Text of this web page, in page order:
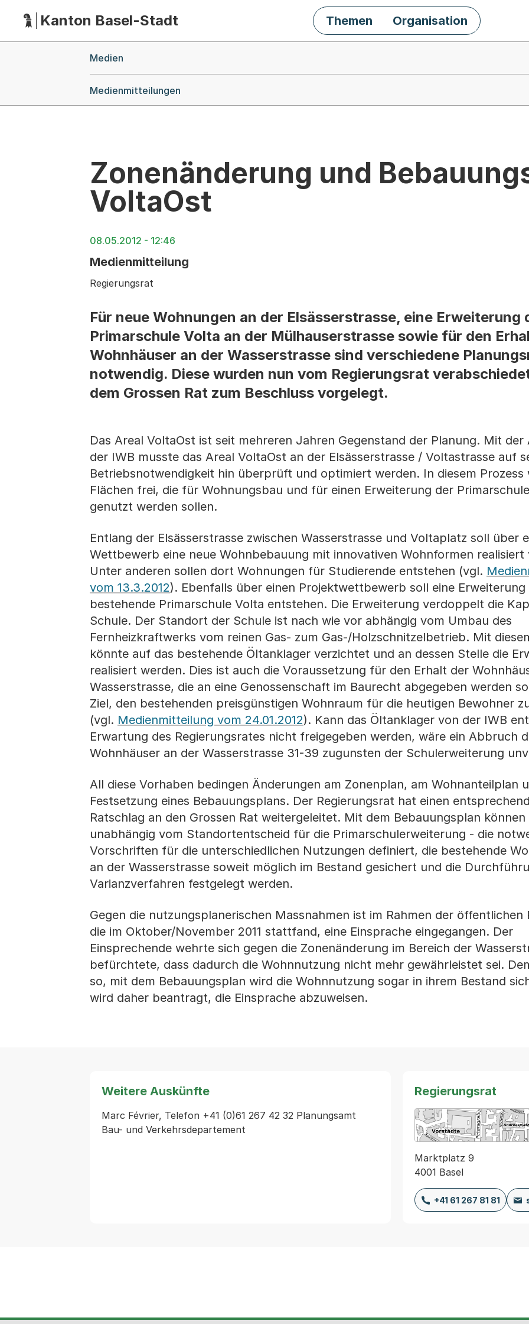
HauptnavigationKanton Basel-Stadt Themen Organisation
Medien
Medienmitteilungen
Zonenänderung und
VoltaOst
08.05.2012 - 12:46
Medienmitteilung
Regierungsrat
Für neue Wohnungen an der Elsässerstrasse, eine Erweiterung
Primarschule Volta an der Mülhauserstrasse sowie für den
Wohnhäuser an der Wasserstrasse sind verschiedene
notwendig. Diese wurden nun vom Regierungsrat
dem Grossen Rat zum Beschluss vorgelegt.
Das Areal VoltaOst ist seit mehreren Jahren Gegenstand der Planung. Mit der
der IWB musste das Areal VoltaOst an der Elsässerstrasse / Voltastrasse auf
Betriebsnotwendigkeit hin überprüft und optimiert werden. In diesem Prozess
Flächen frei, die für Wohnungsbau und für einen Erweiterung der
genutzt werden sollen.
Entlang der Elsässerstrasse zwischen Wasserstrasse und Voltaplatz soll über
Wettbewerb eine neue Wohnbebauung mit innovativen Wohnformen realisiert
Unter anderen sollen dort Wohnungen für Studierende entstehen (vgl.
vom 13.3.2012). Ebenfalls über einen Projektwettbewerb soll eine
bestehende Primarschule Volta entstehen. Die Erweiterung verdoppelt die
Schule. Der Standort der Schule ist nach wie vor abhängig vom Umbau des
Fernheizkraftwerks vom reinen Gas- zum Gas-/Holzschnitzelbetrieb. Mit
könnte auf das bestehende Öltanklager verzichtet und an dessen Stelle die
realisiert werden. Dies ist auch die Voraussetzung für den Erhalt der
Wasserstrasse, die an eine Genossenschaft im Baurecht abgegeben werden
Ziel, den bestehenden preisgünstigen Wohnraum für die heutigen Bewohner
(vgl. Medienmitteilung vom 24.01.2012). Kann das Öltanklager von der IWB
Erwartung des Regierungsrates nicht freigegeben werden, wäre ein Abbruch
Wohnhäuser an der Wasserstrasse 31-39 zugunsten der Schulerweiterung
All diese Vorhaben bedingen Änderungen am Zonenplan, am Wohnanteilplan
Festsetzung eines Bebauungsplans. Der Regierungsrat hat einen
Ratschlag an den Grossen Rat weitergeleitet. Mit dem Bebauungsplan können
unabhängig vom Standortentscheid für die Primarschulerweiterung - die
Vorschriften für die unterschiedlichen Nutzungen definiert, die bestehende
an der Wasserstrasse soweit möglich im Bestand gesichert und die
Varianzverfahren festgelegt werden.
Gegen die nutzungsplanerischen Massnahmen ist im Rahmen der öffentlichen
die im Oktober/November 2011 stattfand, eine Einsprache eingegangen. Der
Einsprechende wehrte sich gegen die Zonenänderung im Bereich der
befürchtete, dass dadurch die Wohnnutzung nicht mehr gewährleistet sei.
so, mit dem Bebauungsplan wird die Wohnnutzung sogar in ihrem Bestand
wird daher beantragt, die Einsprache abzuweisen.
Weitere Auskünfte
Marc Février, Telefon +41 (0)61 267 42 32 Planungsamt
Regierungsrat
Marktplatz 9
4001 Basel
+41 61 267 81 81